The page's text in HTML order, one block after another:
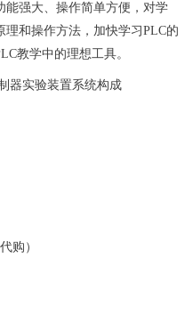
能强大、操作简单方便，对学
和操作方法，加快学习PLC的
教学中的理想工具。
器实验装置系统构成
购）